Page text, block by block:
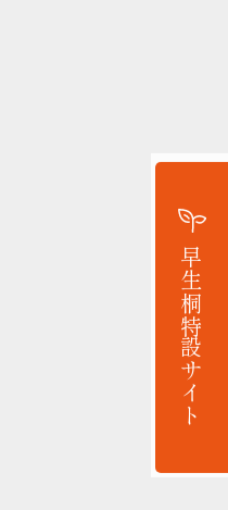
早生桐特設サイト